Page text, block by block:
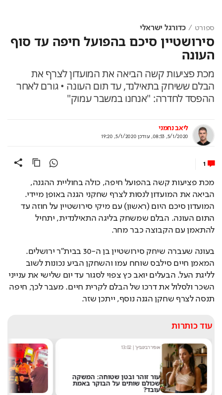
ספורט כדורגל ישראלי
סירושטיין סיכם בהפועל חיפה עד סוף
העונה
מכת פציעות קשה הביאה את המועדון לצרף את
הבלם ששיחק בתאילנד, עד תום העונה • גורם לאחר
ההפסד לחדרה: "אנחנו במשבר עמוק"
ליאב נחמני
5/1/2020, 08:53
,עודכן5/1/2020, 19:20
1
מכת פציעות קשה בהפועל חיפה, כולה בחוליית ההגנה,
הביאה את המועדון לנסות לצרף שחקני הגנה באופן מיידי.
המועדון סיכם היום (ראשון) עם מיקי סירושטיין על חוזה עד
התום העונה. הבלם שמשחק בליגה התאילנדית, יתחיל
להתאמן עם הקבוצה כבר מחר.
בעונה שעברה שיחק סירושטיין בן ה-30 בבית"ר ירושלים.
המאמן חיים סילבס שוחח עמו והשחקן הביע נכונות לשוב
לליגת העל. הבעלים יואב כץ צפוי לסגור עד יום שלישי את ענייני
השכר ולסלול את דרכו של הבלם לקרית חיים. מעבר לכך, חיפה
תנסה לצרף שחקן הגנה נוסף, ייתכן שזר.
עוד כותרות
המשקה
באמת נקבע מותו של הפעוט מבני ברק
לאחר שנחנק משקית